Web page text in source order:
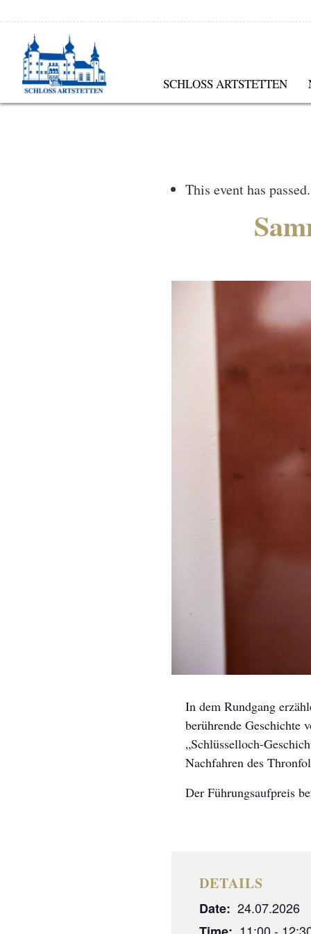
SCHLOSS ARTSTETTEN
This event has passed.
In dem Rundgang
berührende Geschichte
„Schlüsselloch-
Nachfahren des
Der Führungsaufpreis
DETAILS
Date: 24.07.2026